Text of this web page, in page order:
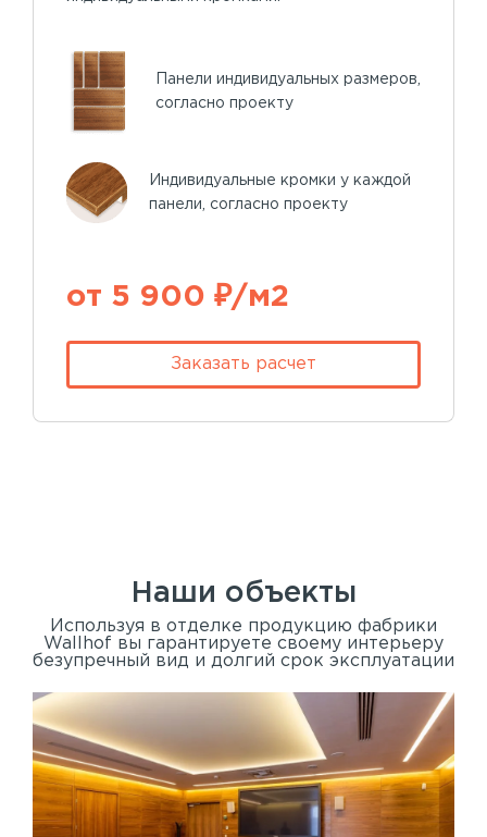
Панели индивидуальных размеров,
согласно проекту
Индивидуальные кромки у каждой
панели, согласно проекту
от 5 900 ₽/м2
Заказать расчет
Наши объекты
Используя в отделке продукцию фабрики
Wallhof вы гарантируете своему интерьеру
безупречный вид и долгий срок эксплуатации